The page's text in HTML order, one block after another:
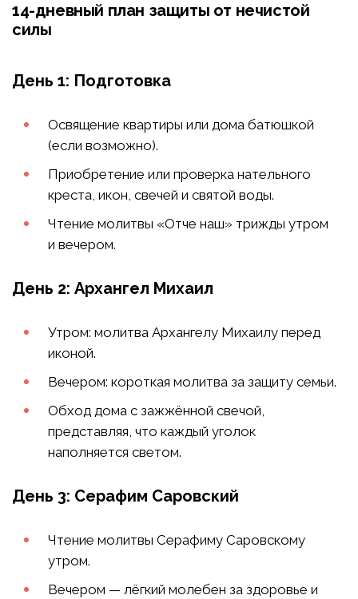
14-дневный план защиты от нечистой
силы
День 1: Подготовка
Освящение квартиры или дома батюшкой
(если возможно).
Приобретение или проверка нательного
креста, икон, свечей и святой воды.
Чтение молитвы «Отче наш» трижды утром
и вечером.
День 2: Архангел Михаил
Утром: молитва Архангелу Михаилу перед
иконой.
Вечером: короткая молитва за защиту семьи.
Обход дома с зажжённой свечой,
представляя, что каждый уголок
наполняется светом.
День 3: Серафим Саровский
Чтение молитвы Серафиму Саровскому
утром.
Вечером — лёгкий молебен за здоровье и